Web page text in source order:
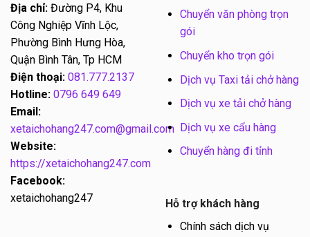
Địa chỉ: Đường P4, Khu
Công Nghiệp Vĩnh Lộc,
Phường Bình Hưng Hòa,
Quận Bình Tân, Tp HCM
Điện thoại: 081.777.2137
Hotline: 0796 649 649
Email:
xetaichohang247.com@gmail.com
Website:
https://xetaichohang247.com
Facebook:
xetaichohang247
Chuyển văn phòng trọn
gói
Chuyển kho trọn gói
Dịch vụ Taxi tải chở hàng
Dịch vụ xe tải chở hàng
Dịch vụ xe cẩu hàng
Chuyển hàng đi tỉnh
Hỗ trợ khách hàng
Chính sách dịch vụ